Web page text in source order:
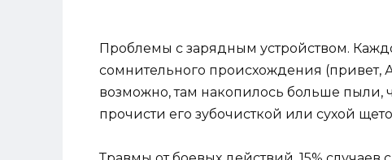
Проблемы с зарядным устройством.
сомнительного происхождения (привет,
возможно, там накопилось больше пыли,
прочисти его зубочисткой или сухой